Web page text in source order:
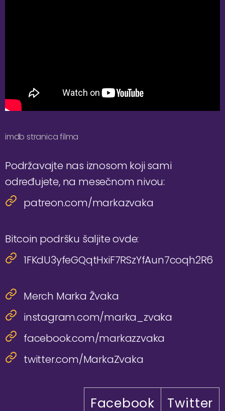
imdb stranica filma
Podržavajte nas iznosom koji sami
određujete, na mesečnom nivou:
patreon.com/markazvaka
Bitcoin podršku šaljite ovde:
1FKdU3yfeGQqtHxiF7RSzYfAun7coqh2R6
Merch Marka Žvaka
instagram.com/marka_zvaka
facebook.com/markazzvaka
twitter.com/MarkaZvaka
Facebook Twitter